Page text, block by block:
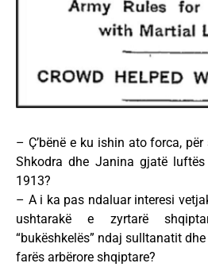
– Ç’bënë e ku ishin ato forca,
Shkodra dhe Janina gjatë
1913?
– A i ka pas ndaluar interesi
ushtarakë e zyrtarë
“bukëshkelës” ndaj sulltanatit
farës arbërore shqiptare?